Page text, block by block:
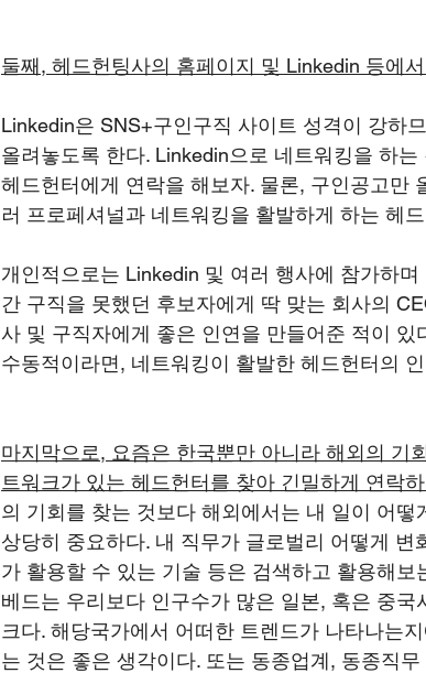
둘째, 헤드헌팅사의 홈페이지 및 Linkedin 등에
Linkedin은 SNS+구인구직 사이트 성격이 강하
올려놓도록 한다. Linkedin으로 네트워킹을 하
헤드헌터에게 연락을 해보자. 물론, 구인공고만
러 프로페셔널과 네트워킹을 활발하게 하는 헤
개인적으로는 Linkedin 및 여러 행사에 참가하
간 구직을 못했던 후보자에게 딱 맞는 회사의
사 및 구직자에게 좋은 인연을 만들어준 적이
수동적이라면, 네트워킹이 활발한 헤드헌터의
마지막으로, 요즘은 한국뿐만 아니라 해외의 기
트워크가 있는 헤드헌터를 찾아 긴밀하게 연락
의 기회를 찾는 것보다 해외에서는 내 일이 어
상당히 중요하다. 내 직무가 글로벌리 어떻게
가 활용할 수 있는 기술 등은 검색하고 활용해
베드는 우리보다 인구수가 많은 일본, 혹은 중
크다. 해당국가에서 어떠한 트렌드가 나타나는
는 것은 좋은 생각이다. 또는 동종업계, 동종직